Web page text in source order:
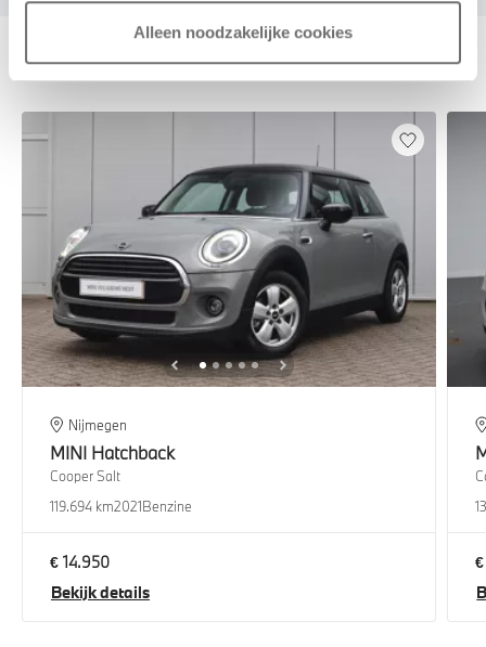
Alleen noodzakelijke cookies
Deze zijn vergelijkbaar
Nijmegen
MINI Hatchback
Cooper Salt
119.694 km2021Benzine
€ 14.950
Bekijk details